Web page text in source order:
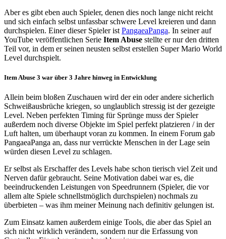
Aber es gibt eben auch Spieler, denen dies noch lange nicht reicht
und sich einfach selbst unfassbar schwere Level kreieren und dann
durchspielen. Einer dieser Spieler ist PangaeaPanga. In seiner auf
YouTube veröffentlichen Serie Item Abuse stellte er nur den dritten
Teil vor, in dem er seinen neusten selbst erstellen Super Mario World
Level durchspielt.
Item Abuse 3 war über 3 Jahre hinweg in Entwicklung
Allein beim bloßen Zuschauen wird der ein oder andere sicherlich
Schweißausbrüche kriegen, so unglaublich stressig ist der gezeigte
Level. Neben perfekten Timing für Sprünge muss der Spieler
außerdem noch diverse Objekte im Spiel perfekt platzieren / in der
Luft halten, um überhaupt voran zu kommen. In einem Forum gab
PangaeaPanga an, dass nur verrückte Menschen in der Lage sein
würden diesen Level zu schlagen.
Er selbst als Erschaffer des Levels habe schon tierisch viel Zeit und
Nerven dafür gebraucht. Seine Motivation dabei war es, die
beeindruckenden Leistungen von Speedrunnern (Spieler, die vor
allem alte Spiele schnellstmöglich durchspielen) nochmals zu
überbieten – was ihm meiner Meinung nach definitiv gelungen ist.
Zum Einsatz kamen außerdem einige Tools, die aber das Spiel an
sich nicht wirklich verändern, sondern nur die Erfassung von